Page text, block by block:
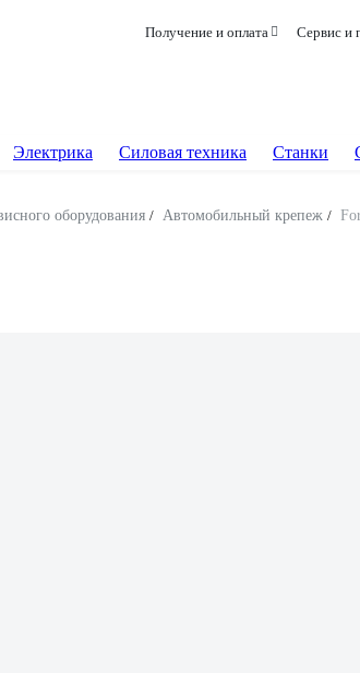
Получение и оплата Сервис и
Электрика Силовая техника Станки
оборудования / Автомобильный крепеж /